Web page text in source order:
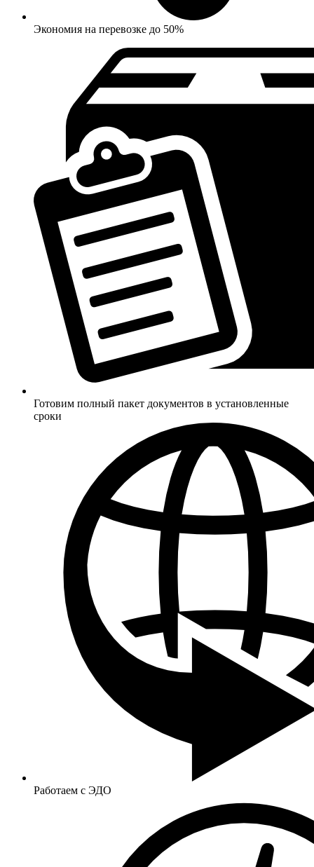
Экономия на перевозке до 50%
Готовим полный пакет документов в установленные
сроки
Работаем с ЭДО